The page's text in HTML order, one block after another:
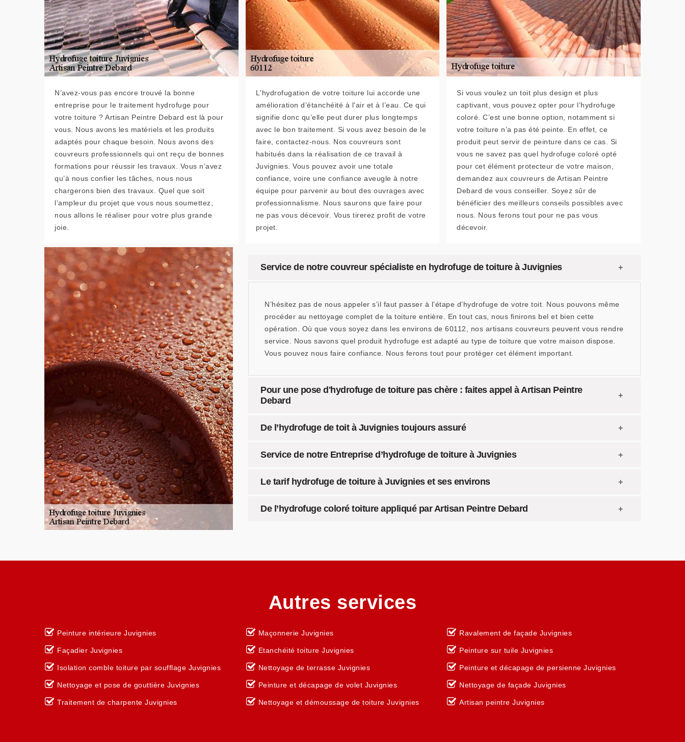
N’avez-vous pas encore trouvé la bonne
entreprise pour le traitement hydrofuge pour
votre toiture ? Artisan Peintre Debard est là pour
vous. Nous avons les matériels et les produits
adaptés pour chaque besoin. Nous avons des
couvreurs professionnels qui ont reçu de bonnes
formations pour réussir les travaux. Vous n’avez
qu’à nous confier les tâches, nous nous
chargerons bien des travaux. Quel que soit
l’ampleur du projet que vous nous soumettez,
nous allons le réaliser pour votre plus grande
joie.
L'hydrofugation de votre toiture lui accorde une
amélioration d’étanchéité à l'air et à l’eau. Ce qui
signifie donc qu’elle peut durer plus longtemps
avec le bon traitement. Si vous avez besoin de le
faire, contactez-nous. Nos couvreurs sont
habitués dans la réalisation de ce travail à
Juvignies. Vous pouvez avoir une totale
confiance, voire une confiance aveugle à notre
équipe pour parvenir au bout des ouvrages avec
professionnalisme. Nous saurons que faire pour
ne pas vous décevoir. Vous tirerez profit de votre
projet.
Si vous voulez un toit plus design et plus
captivant, vous pouvez opter pour l’hydrofuge
coloré. C’est une bonne option, notamment si
votre toiture n’a pas été peinte. En effet, ce
produit peut servir de peinture dans ce cas. Si
vous ne savez pas quel hydrofuge coloré opté
pour cet élément protecteur de votre maison,
demandez aux couvreurs de Artisan Peintre
Debard de vous conseiller. Soyez sûr de
bénéficier des meilleurs conseils possibles avec
nous. Nous ferons tout pour ne pas vous
décevoir.
Service de notre couvreur spécialiste en hydrofuge de toiture à Juvignies
N’hésitez pas de nous appeler s’il faut passer à l’étape d’hydrofuge de votre toit. Nous pouvons même
procéder au nettoyage complet de la toiture entière. En tout cas, nous finirons bel et bien cette
opération. Où que vous soyez dans les environs de 60112, nos artisans couvreurs peuvent vous rendre
service. Nous savons quel produit hydrofuge est adapté au type de toiture que votre maison dispose.
Vous pouvez nous faire confiance. Nous ferons tout pour protéger cet élément important.
Pour une pose d'hydrofuge de toiture pas chère : faites appel à Artisan Peintre
Debard
De l’hydrofuge de toit à Juvignies toujours assuré
Service de notre Entreprise d’hydrofuge de toiture à Juvignies
Le tarif hydrofuge de toiture à Juvignies et ses environs
De l’hydrofuge coloré toiture appliqué par Artisan Peintre Debard
Autres services
Peinture intérieure Juvignies
Façadier Juvignies
Isolation comble toiture par soufflage Juvignies
Nettoyage et pose de gouttière Juvignies
Traitement de charpente Juvignies
Maçonnerie Juvignies
Etanchéité toiture Juvignies
Nettoyage de terrasse Juvignies
Peinture et décapage de volet Juvignies
Nettoyage et démoussage de toiture Juvignies
Ravalement de façade Juvignies
Peinture sur tuile Juvignies
Peinture et décapage de persienne Juvignies
Nettoyage de façade Juvignies
Artisan peintre Juvignies